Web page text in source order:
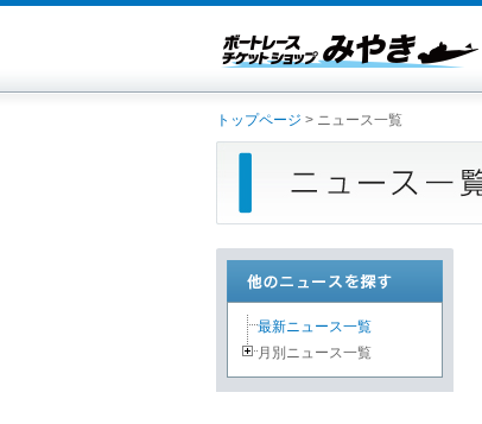
トップページ > ニュース一覧
最新ニュース一覧
月別ニュース一覧